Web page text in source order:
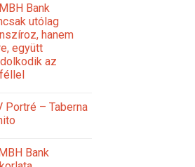
Bank
utólag
hanem
együtt
az
Portré – Taberna
Bank